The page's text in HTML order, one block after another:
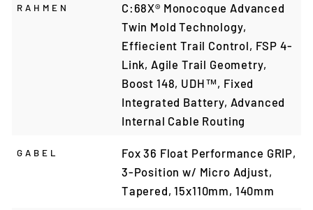
RAHMEN
C:68X® Monocoque Advanced
Twin Mold Technology,
Effiecient Trail Control, FSP 4-
Link, Agile Trail Geometry,
Boost 148, UDH™, Fixed
Integrated Battery, Advanced
Internal Cable Routing
GABEL
Fox 36 Float Performance GRIP,
3-Position w/ Micro Adjust,
Tapered, 15x110mm, 140mm